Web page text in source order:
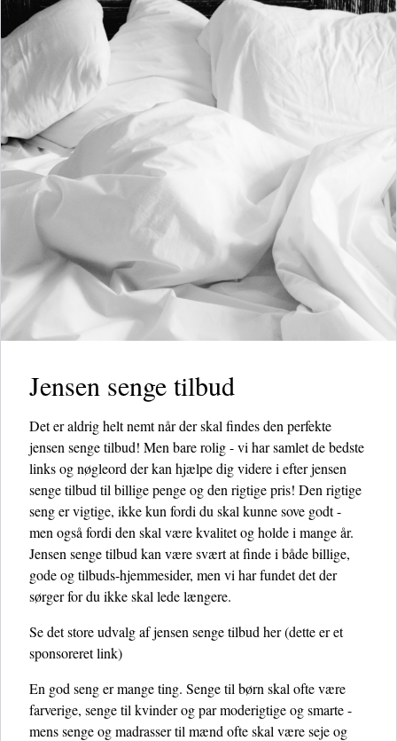
Jensen senge tilbud
Det er aldrig helt nemt når der skal findes den perfekte
jensen senge tilbud! Men bare rolig - vi har samlet de bedste
links og nøgleord der kan hjælpe dig videre i efter jensen
senge tilbud til billige penge og den rigtige pris! Den rigtige
seng er vigtige, ikke kun fordi du skal kunne sove godt -
men også fordi den skal være kvalitet og holde i mange år.
Jensen senge tilbud kan være svært at finde i både billige,
gode og tilbuds-hjemmesider, men vi har fundet det der
sørger for du ikke skal lede længere.
Se det store udvalg af jensen senge tilbud her(dette er et
sponsoreret link)
En god seng er mange ting. Senge til børn skal ofte være
farverige, senge til kvinder og par moderigtige og smarte -
mens senge og madrasser til mænd ofte skal være seje og